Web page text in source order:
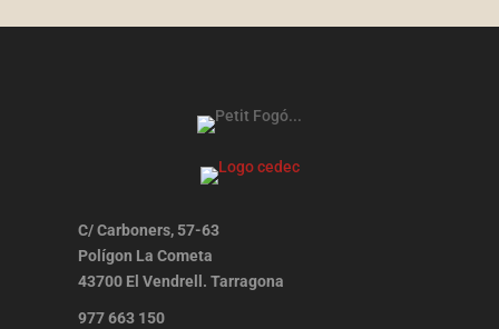
C/ Carboners, 57-63
Polígon La Cometa
43700 El Vendrell. Tarragona
977 663 150